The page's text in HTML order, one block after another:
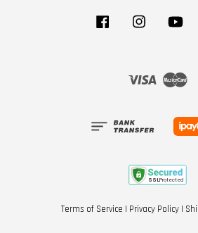
Facebook Instagram
Visa
Terms of Service | Privacy Policy|